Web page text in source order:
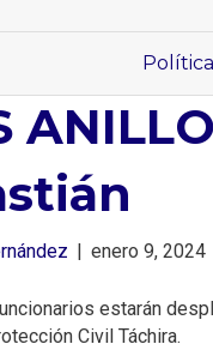
Política
| enero 9, 2024
estarán
Civil Táchira.